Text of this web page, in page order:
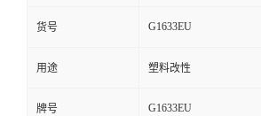
货号 G1633EU
用途 塑料改性
牌号 G1633EU